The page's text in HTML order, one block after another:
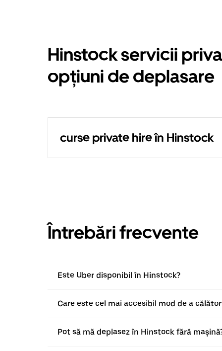
Hinstock servicii
opțiuni de deplasare
curse private hire în Hinstock
Întrebări frecvente
Este Uber disponibil în Hinstock?
Care este cel mai accesibil mod de a
Pot să mă deplasez în Hinstock fără